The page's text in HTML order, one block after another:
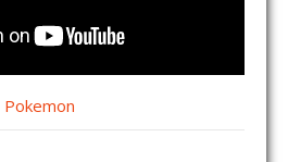
Pokemon